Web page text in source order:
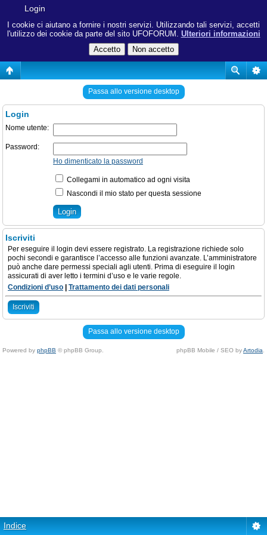
I cookie ci aiutano a fornire i nostri servizi. Utilizzando tali servizi, accetti
l'utilizzo dei cookie da parte del sito UFOFORUM. Ulteriori informazioni
Login
Passa allo versione desktop
Login
Nome utente:
Password:
Ho dimenticato la password
Collegami in automatico ad ogni visita
Nascondi il mio stato per questa sessione
Iscriviti
Per eseguire il login devi essere registrato. La registrazione richiede solo
pochi secondi e garantisce l’accesso alle funzioni avanzate. L’amministratore
può anche dare permessi speciali agli utenti. Prima di eseguire il login
assicurati di aver letto i termini d’uso e le varie regole.
Condizioni d’uso
Trattamento dei dati personali
Iscriviti
Passa allo versione desktop
Powered by phpBB © phpBB Group. phpBB Mobile / SEO byArtodia
Indice